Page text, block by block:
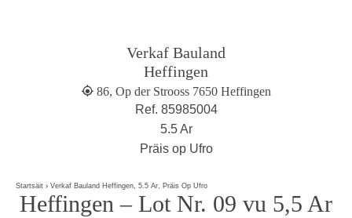
Verkaf Bauland
Heffingen
86, Op der Strooss 7650 Heffingen
Ref. 85985004
5.5 Ar
Präis op Ufro
Startsäit Verkaf Bauland Heffingen, 5.5 Ar, Präis Op Ufro
Heffingen – Lot Nr. 09 vu 5,5 Ar